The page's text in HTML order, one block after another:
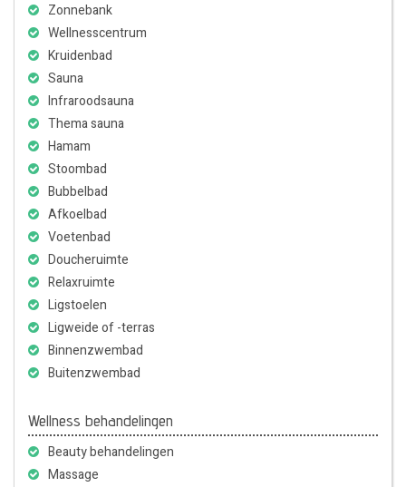
Zonnebank
Wellnesscentrum
Kruidenbad
Sauna
Infraroodsauna
Thema sauna
Hamam
Stoombad
Bubbelbad
Afkoelbad
Voetenbad
Doucheruimte
Relaxruimte
Ligstoelen
Ligweide of -terras
Binnenzwembad
Buitenzwembad
Wellness behandelingen
Beauty behandelingen
Massage